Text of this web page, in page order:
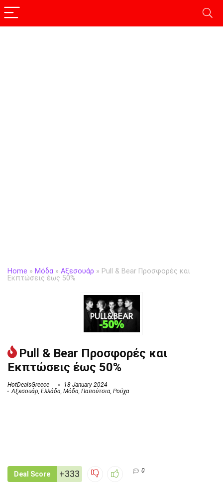
Home » Μόδα » Αξεσουάρ » Pull & Bear Προσφορές και
Εκπτώσεις έως 50%
Pull & Bear Προσφορές και
Εκπτώσεις έως 50%
HotDealsGreece
18 January 2024
Αξεσουάρ, Ελλάδα, Μόδα, Παπούτσια, Ρούχα
Deal Score +333 0